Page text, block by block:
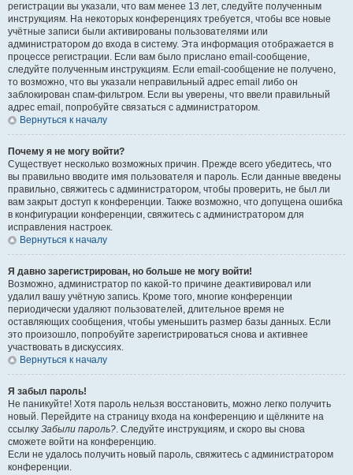
регистрации вы указали, что вам менее 13 лет, следуйте полученным
инструкциям. На некоторых конференциях требуется, чтобы все новые
учётные записи были активированы пользователями или
администратором до входа в систему. Эта информация отображается в
процессе регистрации. Если вам было прислано email-сообщение,
следуйте полученным инструкциям. Если email-сообщение не получено,
то возможно, что вы указали неправильный адрес email либо он
заблокирован спам-фильтром. Если вы уверены, что ввели правильный
адрес email, попробуйте связаться с администратором.
Вернуться к началу
Почему я не могу войти?
Существует несколько возможных причин. Прежде всего убедитесь, что
вы правильно вводите имя пользователя и пароль. Если данные введены
правильно, свяжитесь с администратором, чтобы проверить, не был ли
вам закрыт доступ к конференции. Также возможно, что допущена ошибка
в конфигурации конференции, свяжитесь с администратором для
исправления настроек.
Вернуться к началу
Я давно зарегистрирован, но больше не могу войти!
Возможно, администратор по какой-то причине деактивировал или
удалил вашу учётную запись. Кроме того, многие конференции
периодически удаляют пользователей, длительное время не
оставляющих сообщения, чтобы уменьшить размер базы данных. Если
это произошло, попробуйте зарегистрироваться снова и активнее
участвовать в дискуссиях.
Вернуться к началу
Я забыл пароль!
Не паникуйте! Хотя пароль нельзя восстановить, можно легко получить
новый. Перейдите на страницу входа на конференцию и щёлкните на
ссылку Забыли пароль?. Следуйте инструкциям, и скоро вы снова
сможете войти на конференцию.
Если не удалось получить новый пароль, свяжитесь с администратором
конференции.